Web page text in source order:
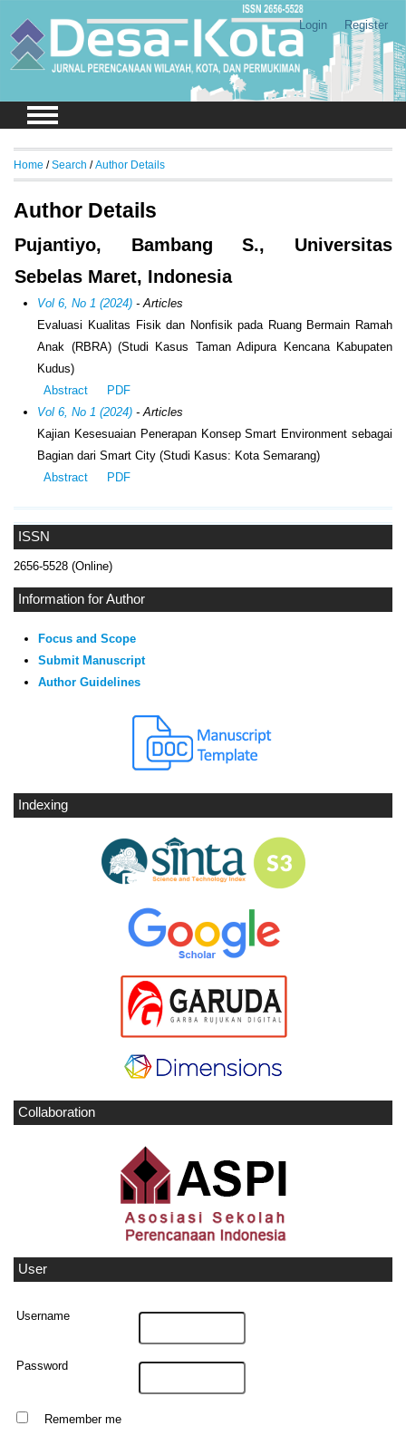
Login Register
ISSN
2656-5528 (Online)
Information for Author
Focus and Scope
Submit Manuscript
Author Guidelines
Indexing
Collaboration
User
Username
Password
Remember me
Home / Search / Author Details
Author Details
Pujantiyo, Bambang S., Universitas
Sebelas Maret, Indonesia
Vol 6, No 1 (2024) - Articles
Evaluasi Kualitas Fisik dan Nonfisik pada Ruang Bermain Ramah
Anak (RBRA) (Studi Kasus Taman Adipura Kencana Kabupaten
Kudus)
Abstract
PDF
Vol 6, No 1 (2024) - Articles
Kajian Kesesuaian Penerapan Konsep Smart Environment sebagai
Bagian dari Smart City (Studi Kasus: Kota Semarang)
Abstract
PDF